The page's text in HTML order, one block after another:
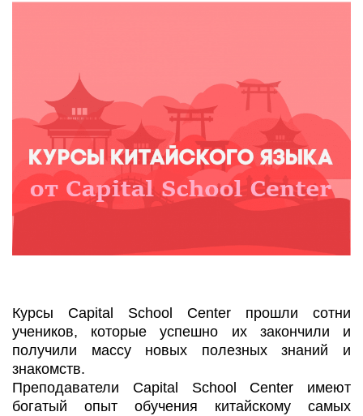
Курсы Capital School Center прошли сотни
учеников, которые успешно их закончили и
получили массу новых полезных знаний и
знакомств.
Преподаватели Capital School Center имеют
богатый опыт обучения китайскому самых